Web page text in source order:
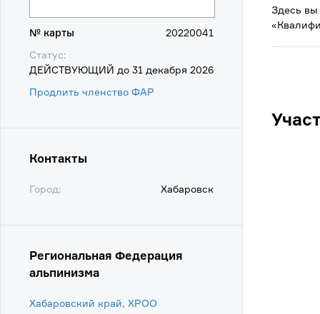
№ карты
20220041
Статус:
ДЕЙСТВУЮЩИЙ до 31 декабря 2026
Продлить членство ФАР
Контакты
Город: Хабаровск
Региональная Федерация
альпинизма
Хабаровский край, ХРОО
Здесь вы